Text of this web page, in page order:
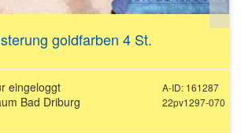
goldfarben 4 St.
A-ID: 161287
22pv1297-070
eingeloggt
Bad Driburg